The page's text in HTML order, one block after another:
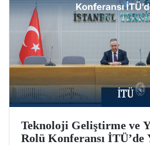
Teknoloji Geliştirme ve
Rolü Konferansı İTÜ’de